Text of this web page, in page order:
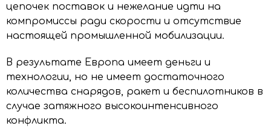
цепочек поставок и нежелание идти на
компромиссы ради скорости и отсутствие
настоящей промышленной мобилизации.
В результате Европа имеет деньги и
технологии, но не имеет достаточного
количества снарядов, ракет и беспилотников в
случае затяжного высокоинтенсивного
конфликта.